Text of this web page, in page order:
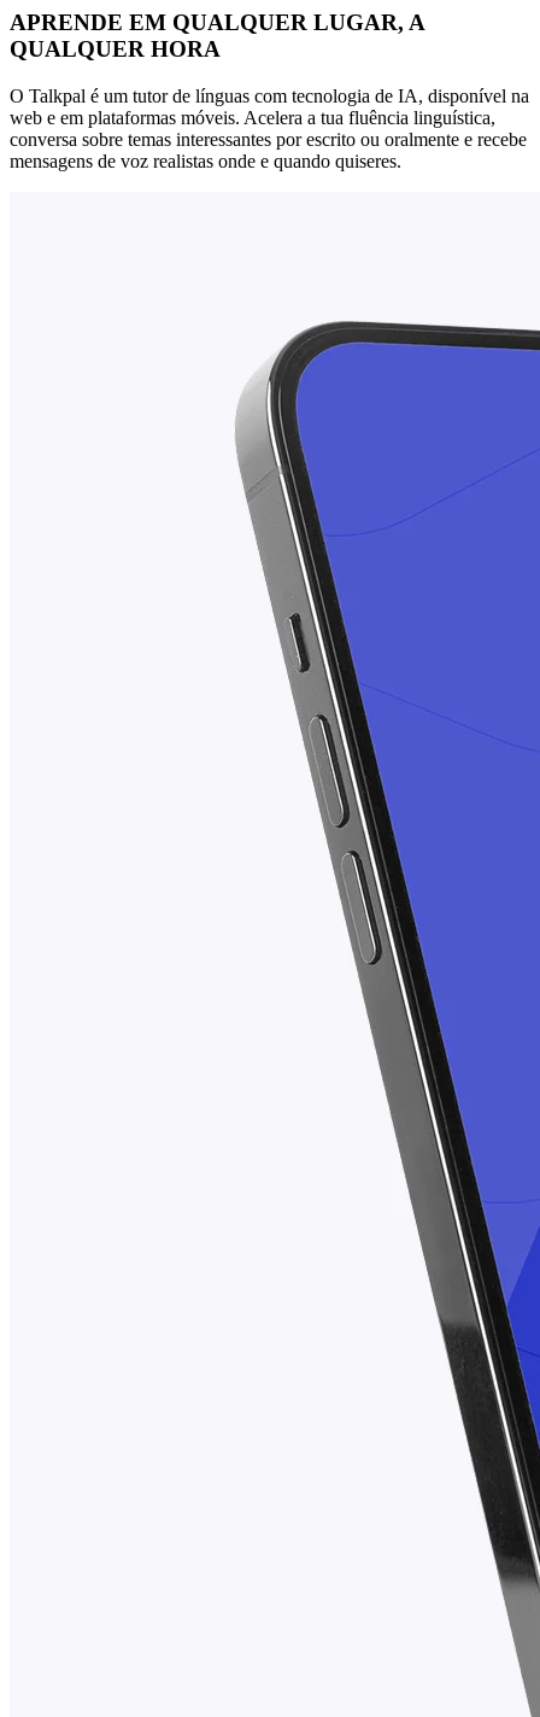
APRENDE EM QUALQUER LUGAR, A
QUALQUER HORA
O Talkpal é um tutor de línguas com tecnologia de IA, disponível na
web e em plataformas móveis. Acelera a tua fluência linguística,
conversa sobre temas interessantes por escrito ou oralmente e recebe
mensagens de voz realistas onde e quando quiseres.